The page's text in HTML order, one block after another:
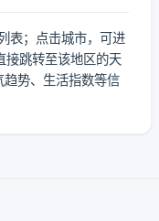
表；点击城市，可进
接跳转至该地区的天
势、生活指数等信